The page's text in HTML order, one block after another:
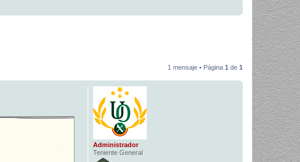
1 mensaje • Página 1 de 1
Administrador
Teniente General